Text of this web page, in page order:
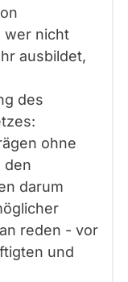
wer nicht
ausbildet,
des
ohne
den
darum
reden - vor
und